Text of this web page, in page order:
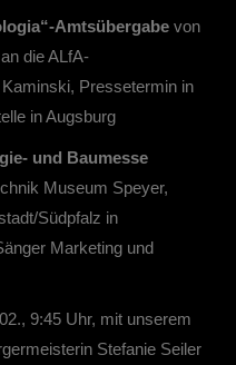
Amtsübergabe von
die ALfA-
Pressetermin in
in Augsburg
und Baumesse
Museum Speyer,
Südpfalz in
Marketing und
9:45 Uhr, mit unserem
Stefanie Seiler